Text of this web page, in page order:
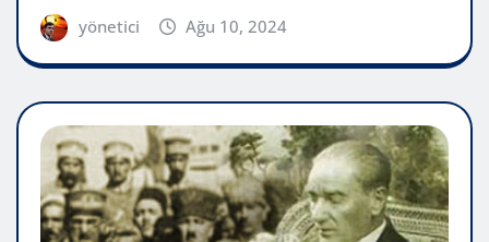
yönetici Ağu 10, 2024